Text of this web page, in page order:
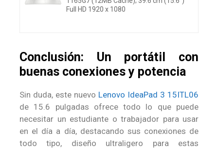
Full HD 1920 x 1080
Conclusión: Un portátil con
buenas conexiones y potencia
Sin duda, este nuevo Lenovo IdeaPad 3 15ITL06
de 15.6 pulgadas ofrece todo lo que puede
necesitar un estudiante o trabajador para usar
en el día a día, destacando sus conexiones de
todo tipo, diseño ultraligero para estas